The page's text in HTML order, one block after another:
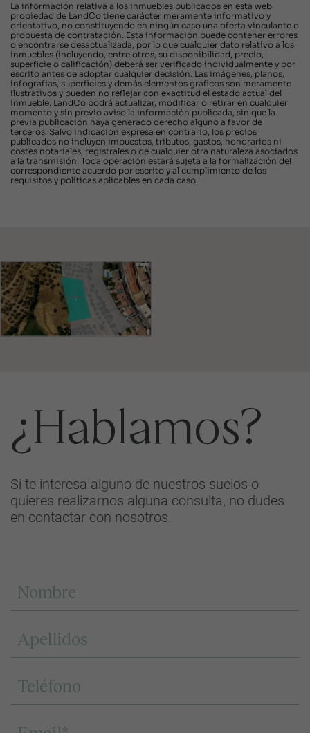
La información relativa a los inmuebles publicados en esta web
propiedad de LandCo tiene carácter meramente informativo y
orientativo, no constituyendo en ningún caso una oferta vinculante o
propuesta de contratación. Esta información puede contener errores
o encontrarse desactualizada, por lo que cualquier dato relativo a los
inmuebles (incluyendo, entre otros, su disponibilidad, precio,
superficie o calificación) deberá ser verificado individualmente y por
escrito antes de adoptar cualquier decisión. Las imágenes, planos,
infografías, superficies y demás elementos gráficos son meramente
ilustrativos y pueden no reflejar con exactitud el estado actual del
inmueble. LandCo podrá actualizar, modificar o retirar en cualquier
momento y sin previo aviso la información publicada, sin que la
previa publicación haya generado derecho alguno a favor de
terceros. Salvo indicación expresa en contrario, los precios
publicados no incluyen impuestos, tributos, gastos, honorarios ni
costes notariales, registrales o de cualquier otra naturaleza asociados
a la transmisión. Toda operación estará sujeta a la formalización del
correspondiente acuerdo por escrito y al cumplimiento de los
requisitos y políticas aplicables en cada caso.
¿Hablamos?
Si te interesa alguno de nuestros suelos o
quieres realizarnos alguna consulta, no dudes
en contactar con nosotros.